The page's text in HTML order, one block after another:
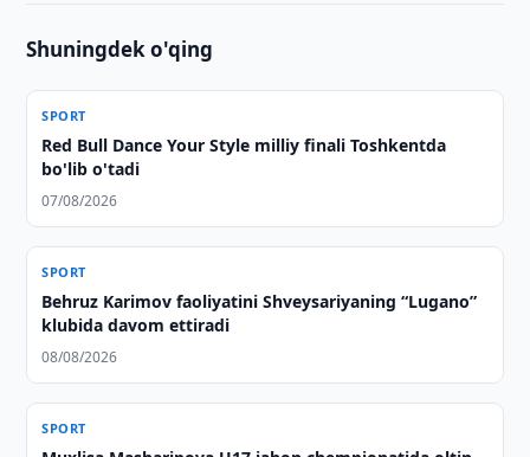
Shuningdek o'qing
SPORT
Red Bull Dance Your Style milliy finali Toshkentda
bo'lib o'tadi
07/08/2026
SPORT
Behruz Karimov faoliyatini Shveysariyaning “Lugano”
klubida davom ettiradi
08/08/2026
SPORT